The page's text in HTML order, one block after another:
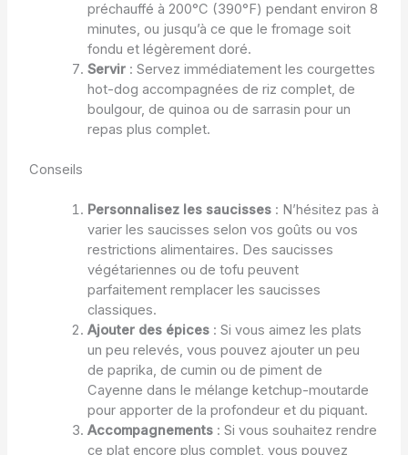
préchauffé à 200°C (390°F) pendant environ 8
minutes, ou jusqu’à ce que le fromage soit
fondu et légèrement doré.
Servir: Servez immédiatement les courgettes
hot-dog accompagnées de riz complet, de
boulgour, de quinoa ou de sarrasin pour un
repas plus complet.
Conseils
Personnalisez les saucisses: N’hésitez pas à
varier les saucisses selon vos goûts ou vos
restrictions alimentaires. Des saucisses
végétariennes ou de tofu peuvent
parfaitement remplacer les saucisses
classiques.
Ajouter des épices: Si vous aimez les plats
un peu relevés, vous pouvez ajouter un peu
de paprika, de cumin ou de piment de
Cayenne dans le mélange ketchup-moutarde
pour apporter de la profondeur et du piquant.
Accompagnements: Si vous souhaitez rendre
ce plat encore plus complet, vous pouvez